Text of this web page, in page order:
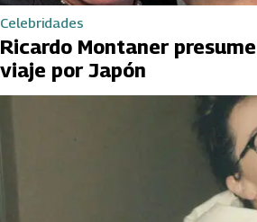
Celebridades
Ricardo Montaner
viaje por Japón